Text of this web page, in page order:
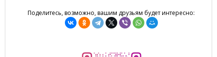
Поделитесь, возможно, вашим друзьям будет интересно: